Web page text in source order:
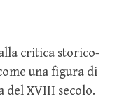
critica storico-
una figura di
XVIII secolo.